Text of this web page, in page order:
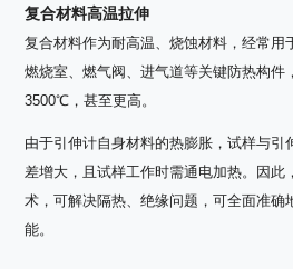
复合材料高温拉伸
复合材料作为耐高温、烧蚀材料，经常用
燃烧室、燃气阀、进气道等关键防热构件
3500℃，甚至更高。
由于引伸计自身材料的热膨胀，试样与引
差增大，且试样工作时需通电加热。因此
术，可解决隔热、绝缘问题，可全面准确
能。